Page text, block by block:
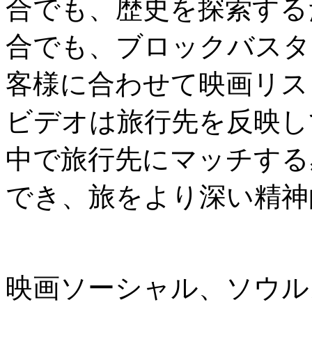
合でも、歴史を探索す
合でも、ブロックバス
客様に合わせて映画リ
ビデオは旅行先を反映
中で旅行先にマッチす
でき、旅をより深い精
映画ソーシャル、ソウ